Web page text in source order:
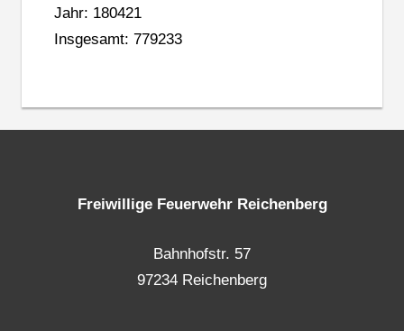
Jahr: 180421
Insgesamt: 779233
Freiwillige Feuerwehr Reichenberg
Bahnhofstr. 57
97234 Reichenberg